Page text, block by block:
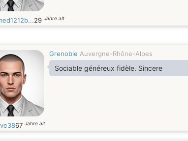
29 Jahre alt
Grenoble Auvergne-Rhône-Alpes
Sociable généreux fidèle. Sincere
67 Jahre alt